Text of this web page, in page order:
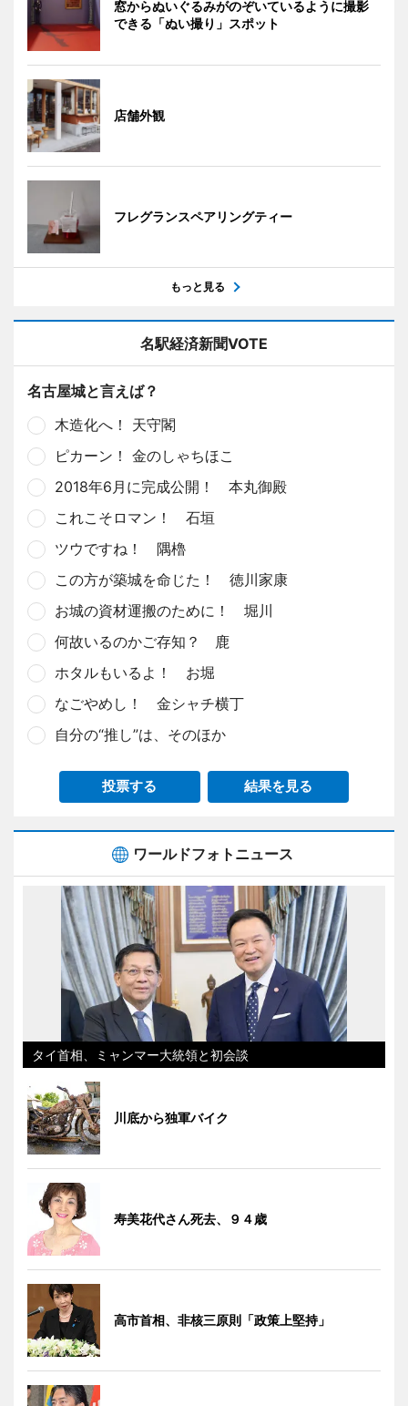
窓からぬいぐるみがのぞいているように撮影
できる「ぬい撮り」スポット
店舗外観
フレグランスペアリングティー
もっと見る
名駅経済新聞VOTE
名古屋城と言えば？
木造化へ！ 天守閣
ピカーン！ 金のしゃちほこ
2018年6月に完成公開！ 本丸御殿
これこそロマン！ 石垣
ツウですね！ 隅櫓
この方が築城を命じた！ 徳川家康
お城の資材運搬のために！ 堀川
何故いるのかご存知？ 鹿
ホタルもいるよ！ お堀
なごやめし！ 金シャチ横丁
自分の“推し”は、そのほか
投票する 結果を見る
ワールドフォトニュース
タイ首相、ミャンマー大統領と初会談
川底から独軍バイク
寿美花代さん死去、９４歳
高市首相、非核三原則「政策上堅持」